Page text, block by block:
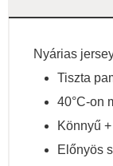
Nyárias
Tiszta
40°C-on
Könnyű
Előnyös